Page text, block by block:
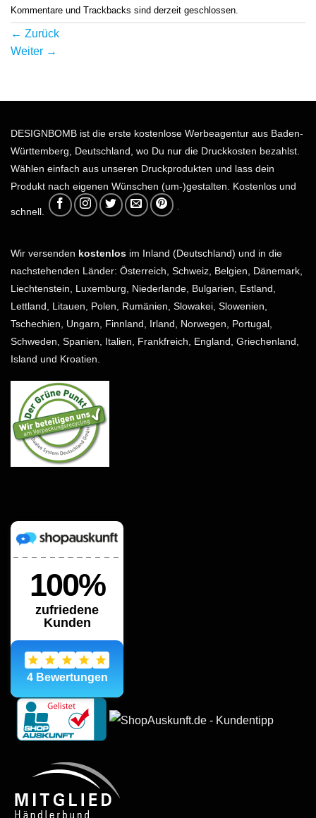
Kommentare und Trackbacks sind derzeit geschlossen.
←
Zurück
Weiter
→
DESIGNBOMB ist die erste kostenlose Werbeagentur aus Baden-
Württemberg, Deutschland, wo Du nur die Druckkosten bezahlst.
Wählen einfach aus unseren Druckprodukten und lass dein
Produkt nach eigenen Wünschen (um-)gestalten. Kostenlos und
schnell.
Wir versenden kostenlos im Inland (Deutschland) und in die
nachstehenden Länder: Österreich, Schweiz, Belgien, Dänemark,
Liechtenstein, Luxemburg, Niederlande, Bulgarien, Estland,
Lettland, Litauen, Polen, Rumänien, Slowakei, Slowenien,
Tschechien, Ungarn, Finnland, Irland, Norwegen, Portugal,
Schweden, Spanien, Italien, Frankfreich, England, Griechenland,
Island und Kroatien.